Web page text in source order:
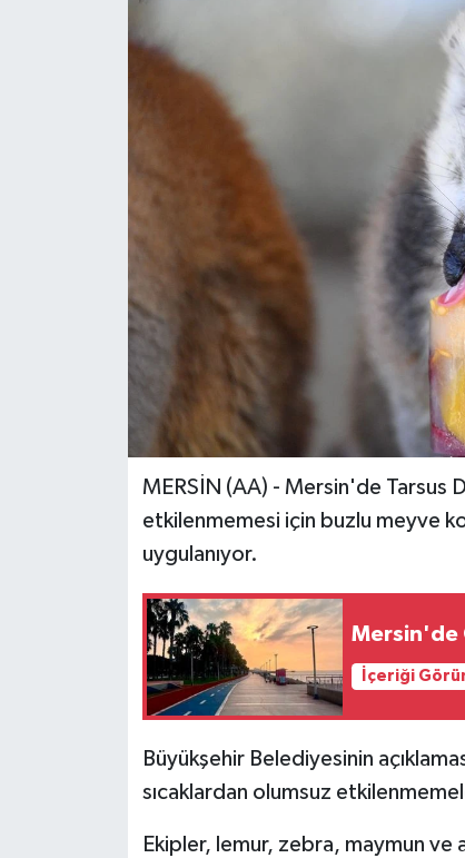
MERSİN (AA) - Mersin'de Tarsus
etkilenmemesi için buzlu meyve
uygulanıyor.
Mersin'de
İçeriği
Büyükşehir Belediyesinin
sıcaklardan olumsuz
Ekipler, lemur, zebra, maymun ve